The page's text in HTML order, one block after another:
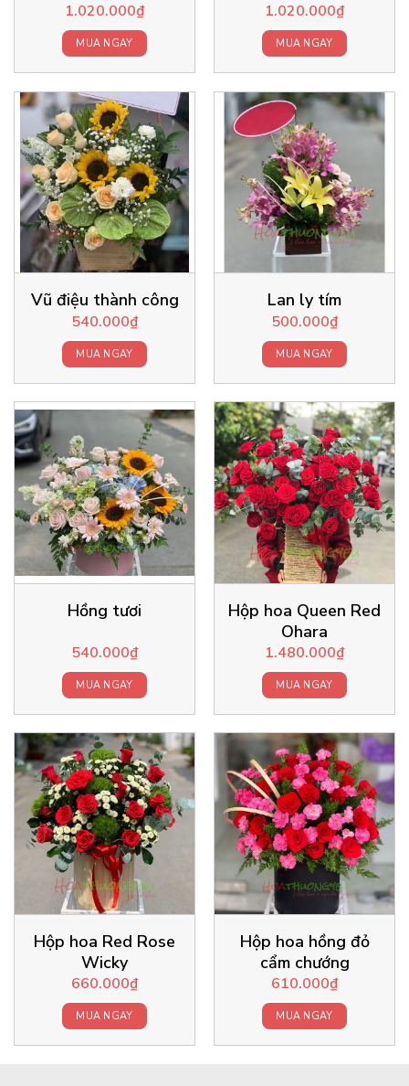
1.020.000₫
MUA NGAY
1.020.000₫
MUA NGAY
Vũ điệu thành công
540.000₫
MUA NGAY
Lan ly tím
500.000₫
MUA NGAY
Hồng tươi
540.000₫
MUA NGAY
Hộp hoa Queen Red
Ohara
1.480.000₫
MUA NGAY
Hộp hoa Red Rose
Wicky
660.000₫
MUA NGAY
Hộp hoa hồng đỏ
cẩm chướng
610.000₫
MUA NGAY